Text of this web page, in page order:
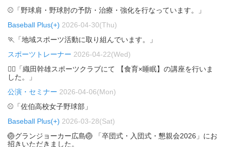
⚾「野球肩・野球肘の予防・治療・強化を行なっています。」
Baseball Plus(+) 2026-04-30(Thu)
🏃「地域スポーツ活動に取り組んでいます。」
スポーツトレーナー 2026-04-22(Wed)
🏃‍♂️「織田幹雄スポーツクラブにて 【食育×睡眠】の講座を行いま
した。」
公演・セミナー 2026-04-06(Mon)
⚾「佐伯高校女子野球部」
Baseball Plus(+) 2026-03-28(Sat)
🏐グランジョーカー広島🏐 「卒団式・入団式・懇親会2026」にお
招きいただきました。